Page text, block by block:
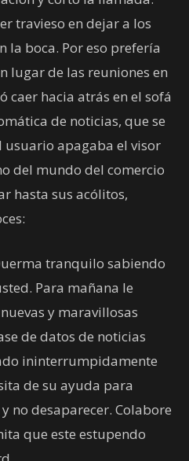
travieso en dejar a los
la boca. Por eso prefería
lugar de las reuniones en
caer hacia atrás en el sofá
de noticias, que se
usuario apagaba el visor
del mundo del comercio
hasta sus acólitos,
tranquilo sabiendo
Para mañana le
y maravillosas
de datos de noticias
ininterrumpidamente
de su ayuda para
no desaparecer. Colabore
que este estupendo